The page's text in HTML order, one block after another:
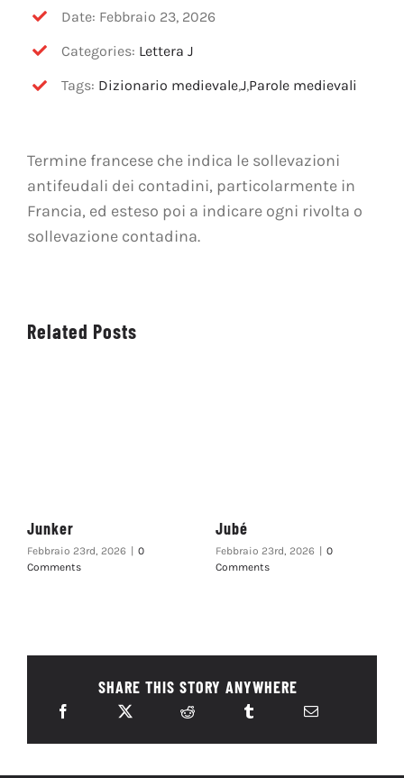
OFF TOPIC
CONTATTI
Date: Febbraio 23, 2026
Categories: Lettera J
Tags: Dizionario medievale,J,Parole medievali
Termine francese che indica le sollevazioni
antifeudali dei contadini, particolarmente in
Francia, ed esteso poi a indicare ogni rivolta o
sollevazione contadina.
Related Posts
Junker
Febbraio 23rd, 2026
0
Comments
Jubé
Febbraio 23rd, 2026
0
Comments
SHARE THIS STORY ANYWHERE